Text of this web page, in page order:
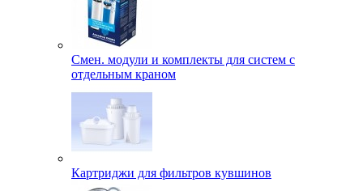
Смен. модули и комплекты для систем с
отдельным краном
Картриджи для фильтров кувшинов